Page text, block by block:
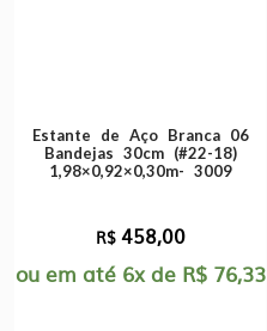
Estante de Aço Branca 06
Bandejas 30cm (#22-18)
1,98×0,92×0,30m- 3009
R$ 458,00
ou em até 6x de R$ 76,33